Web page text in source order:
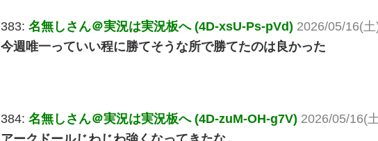
383: 名無しさん＠実況は実況板へ (4D-xsU-Ps-pVd) 2026/05/16(
今週唯一っていい程に勝てそうな所で勝てたのは良かった
384: 名無しさん＠実況は実況板へ (4D-zuM-OH-g7V) 2026/05/16(